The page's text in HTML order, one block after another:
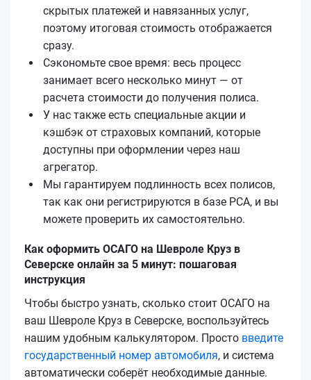
скрытых платежей и навязанных услуг,
поэтому итоговая стоимость отображается
сразу.
Сэкономьте свое время: весь процесс
занимает всего несколько минут — от
расчета стоимости до получения полиса.
У нас также есть специальные акции и
кэшбэк от страховых компаний, которые
доступны при оформлении через наш
агрегатор.
Мы гарантируем подлинность всех полисов,
так как они регистрируются в базе РСА, и вы
можете проверить их самостоятельно.
Как оформить ОСАГО на Шевроле Круз в
Северске онлайн за 5 минут: пошаговая
инструкция
Чтобы быстро узнать, сколько стоит ОСАГО на
ваш Шевроле Круз в Северске, воспользуйтесь
нашим удобным калькулятором. Просто введите
государственный номер автомобиля, и система
автоматически соберёт необходимые данные.